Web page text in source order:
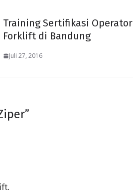
Training Sertifikasi Operator
Forklift di Bandung
Juli 27, 2016
”